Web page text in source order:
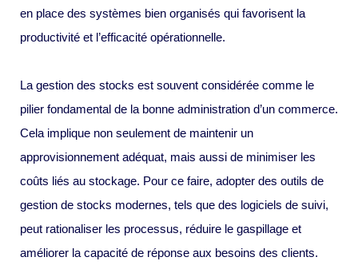
en place des systèmes bien organisés qui favorisent la
productivité et l’efficacité opérationnelle.
La gestion des stocks est souvent considérée comme le
pilier fondamental de la bonne administration d’un commerce.
Cela implique non seulement de maintenir un
approvisionnement adéquat, mais aussi de minimiser les
coûts liés au stockage. Pour ce faire, adopter des outils de
gestion de stocks modernes, tels que des logiciels de suivi,
peut rationaliser les processus, réduire le gaspillage et
améliorer la capacité de réponse aux besoins des clients.